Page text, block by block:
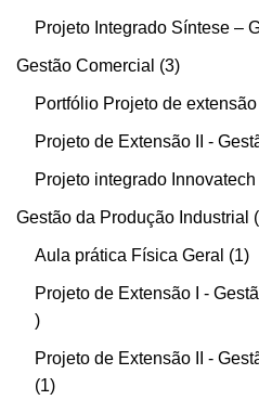
Projeto Integrado Síntese –
Gestão Comercial 3
Portfólio Projeto de
Projeto de Extensão II -
Projeto integrado Innovatech
Gestão da Produção Industrial
Aula prática Física Geral 1
Projeto de Extensão I -
Projeto de Extensão II -
1